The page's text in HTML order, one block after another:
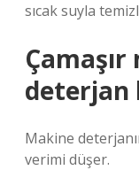
sıcak suyla
deterjan
Makine
verimi düşer.